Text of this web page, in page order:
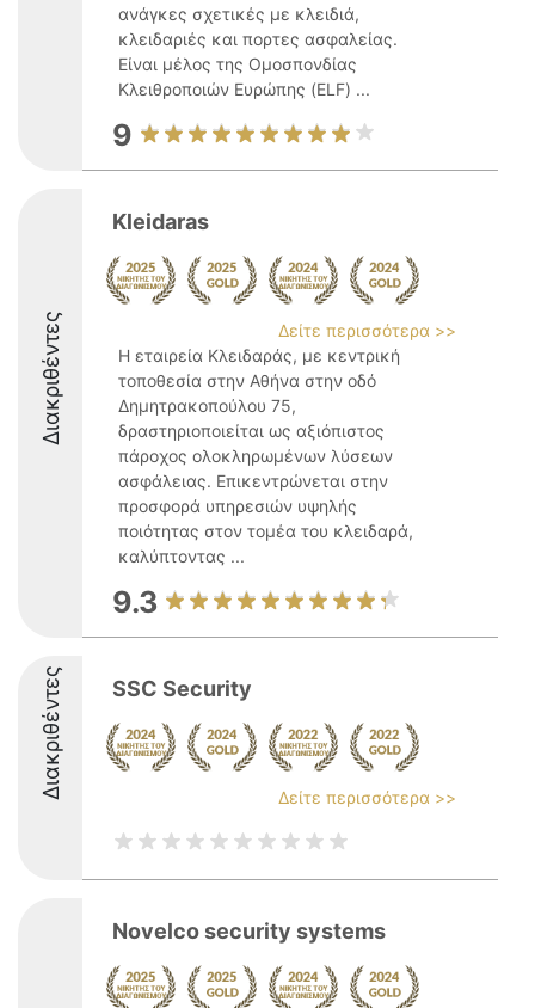
ανάγκες σχετικές με κλειδιά,
κλειδαριές και πορτες ασφαλείας.
Είναι μέλος της Ομοσπονδίας
Κλειθροποιών Ευρώπης (ELF) ...
9
Διακριθέντες
Kleidaras
Δείτε περισσότερα >>
Η εταιρεία Κλειδαράς, με κεντρική
τοποθεσία στην Αθήνα στην οδό
Δημητρακοπούλου 75,
δραστηριοποιείται ως αξιόπιστος
πάροχος ολοκληρωμένων λύσεων
ασφάλειας. Επικεντρώνεται στην
προσφορά υπηρεσιών υψηλής
ποιότητας στον τομέα του κλειδαρά,
καλύπτοντας ...
9.3
Διακριθέντες SSC Security
Δείτε περισσότερα >>
Novelco security systems